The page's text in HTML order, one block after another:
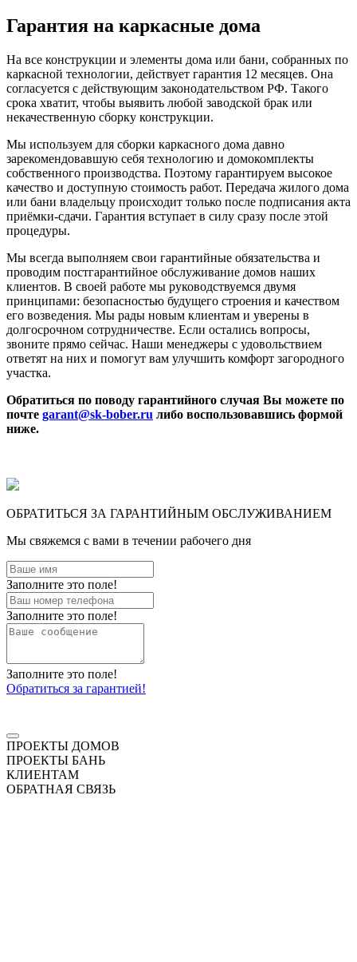
Гарантия на каркасные дома
На все конструкции и элементы дома или бани, собранных по
каркасной технологии, действует гарантия 12 месяцев. Она
согласуется с действующим законодательством РФ. Такого
срока хватит, чтобы выявить любой заводской брак или
некачественную сборку конструкции.
Мы используем для сборки каркасного дома давно
зарекомендовавшую себя технологию и домокомплекты
собственного производства. Поэтому гарантируем высокое
качество и доступную стоимость работ. Передача жилого дома
или бани владельцу происходит только после подписания акта
приёмки-сдачи. Гарантия вступает в силу сразу после этой
процедуры.
Мы всегда выполняем свои гарантийные обязательства и
проводим постгарантийное обслуживание домов наших
клиентов. В своей работе мы руководствуемся двумя
принципами: безопасностью будущего строения и качеством
его возведения. Мы рады новым клиентам и уверены в
долгосрочном сотрудничестве. Если остались вопросы,
звоните прямо сейчас. Наши менеджеры с удовольствием
ответят на них и помогут вам улучшить комфорт загородного
участка.
Обратиться по поводу гарантийного случая Вы можете по
почте garant@sk-bober.ru либо воспользовавшись формой
ниже.
ОБРАТИТЬСЯ ЗА ГАРАНТИЙНЫМ ОБСЛУЖИВАНИЕМ
Мы свяжемся с вами в течении рабочего дня
Заполните это поле!
Заполните это поле!
Заполните это поле!
Обратиться за гарантией!
ПРОЕКТЫ ДОМОВ
ПРОЕКТЫ БАНЬ
КЛИЕНТАМ
ОБРАТНАЯ СВЯЗЬ